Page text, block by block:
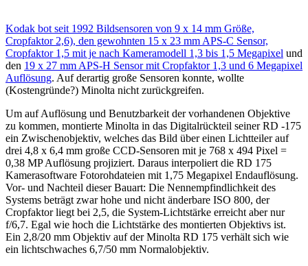
Kodak bot seit 1992 Bildsensoren von 9 x 14 mm Größe,
Cropfaktor 2,6), den gewohnten 15 x 23 mm APS-C Sensor,
Cropfaktor 1,5 mit je nach Kameramodell 1,3 bis 1,5 Megapixel und
den 19 x 27 mm APS-H Sensor mit Cropfaktor 1,3 und 6 Megapixel
Auflösung. Auf derartig große Sensoren konnte, wollte
(Kostengründe?) Minolta nicht zurückgreifen.
Um auf Auflösung und Benutzbarkeit der vorhandenen Objektive
zu kommen, montierte Minolta in das Digitalrückteil seiner RD -175
ein Zwischenobjektiv, welches das Bild über einen Lichtteiler auf
drei 4,8 x 6,4 mm große CCD-Sensoren mit je 768 x 494 Pixel =
0,38 MP Auflösung projiziert. Daraus interpoliert die RD 175
Kamerasoftware Fotorohdateien mit 1,75 Megapixel Endauflösung.
Vor- und Nachteil dieser Bauart: Die Nennempfindlichkeit des
Systems beträgt zwar hohe und nicht änderbare ISO 800, der
Cropfaktor liegt bei 2,5, die System-Lichtstärke erreicht aber nur
f/6,7. Egal wie hoch die Lichtstärke des montierten Objektivs ist.
Ein 2,8/20 mm Objektiv auf der Minolta RD 175 verhält sich wie
ein lichtschwaches 6,7/50 mm Normalobjektiv.